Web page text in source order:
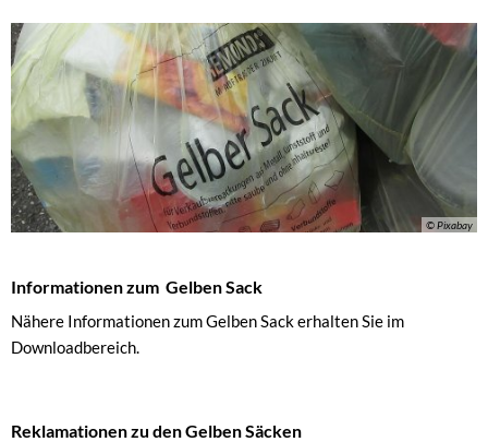
Sack
© Pixabay
Informationen zum Gelben Sack
Nähere Informationen zum Gelben Sack erhalten Sie im
Downloadbereich.
Reklamationen zu den Gelben Säcken